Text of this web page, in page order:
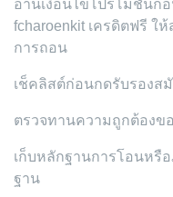
อ่านเงื่อนไขโปรโมชั่นก่
fcharoenkit เครดิตฟรี ใ
การถอน
เช็คลิสต์ก่อนกดรับรองส
ตรวจทานความถูกต้อง
เก็บหลักฐานการโอนหรื
ฐาน